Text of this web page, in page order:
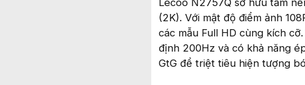
Lecoo N2757Q sở hữu tấm
(2K). Với mật độ điểm ảnh
các mẫu Full HD cùng kích
định 200Hz và có khả năng
GtG để triệt tiêu hiện tượng